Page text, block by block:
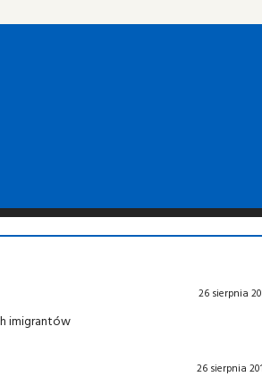
26 sierpnia
imigrantów
26 sierpnia